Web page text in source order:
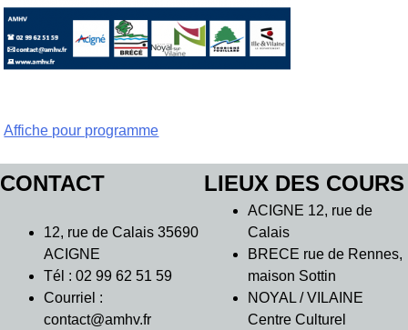
Navigation
de
Affiche pour programme
CONTACT
12, rue de Calais 35690
ACIGNE
Tél : 02 99 62 51 59
Courriel :
contact@amhv.fr
LIEUX DES COURS
ACIGNE 12, rue de
Calais
BRECE rue de Rennes,
maison Sottin
NOYAL / VILAINE
Centre Culturel